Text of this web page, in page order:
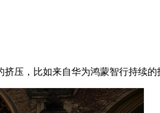
压，比如来自华为鸿蒙智行持续的